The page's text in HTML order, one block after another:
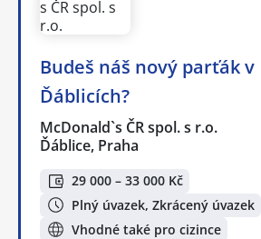
Budeš náš nový parťák v
Ďáblicích?
McDonald`s ČR spol. s r.o.
Ďáblice, Praha
29 000 – 33 000 Kč
Plný úvazek, Zkrácený úvazek
Vhodné také pro cizince